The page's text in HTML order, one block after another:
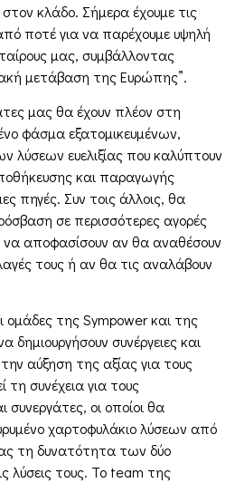
κλάδο. Σήμερα έχουμε τις
ποτέ για να παρέχουμε υψηλή
μας, συμβάλλοντας
μετάβαση της Ευρώπης”.
μας θα έχουν πλέον στη
φάσμα εξατομικευμένων,
λύσεων ευελιξίας που καλύπτουν
και παραγωγής
πηγές. Συν τοις άλλοις, θα
σε περισσότερες αγορές
να αποφασίσουν αν θα αναθέσουν
τους ή αν θα τις αναλάβουν
της Sympower και της
δημιουργήσουν συνέργειες και
αύξηση της αξίας για τους
τη συνέχεια για τους
συνεργάτες, οι οποίοι θα
χαρτοφυλάκιο λύσεων από
τη δυνατότητα των δύο
λύσεις τους. Το team της